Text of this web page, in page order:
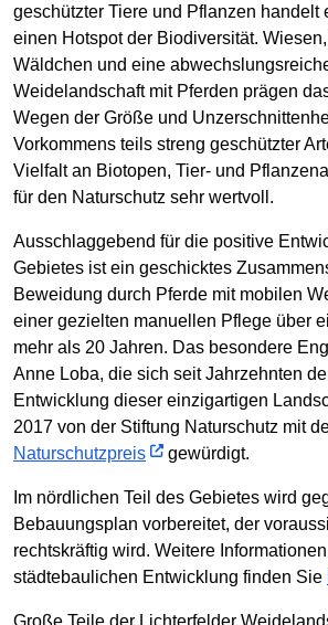
geschützter Tiere und Pflanzen handelt
einen Hotspot der Biodiversität.
Wäldchen und eine
Weidelandschaft mit Pferden prägen
Wegen der Größe und
Vorkommens teils streng geschützter
Vielfalt an Biotopen, Tier- und
für den Naturschutz sehr wertvoll.
Ausschlaggebend für die positive
Gebietes ist ein geschicktes
Beweidung durch Pferde mit mobilen
einer gezielten manuellen Pflege über
mehr als 20 Jahren. Das besondere
Anne Loba, die sich seit Jahrzehnten
Entwicklung dieser einzigartigen
2017 von der Stiftung Naturschutz mit
Naturschutzpreis
gewürdigt.
Im nördlichen Teil des Gebietes wird
Bebauungsplan vorbereitet, der
rechtskräftig wird. Weitere
städtebaulichen Entwicklung finden Sie
Große Teile der Lichterfelder